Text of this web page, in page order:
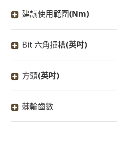
建議使用範圍(Nm)
Bit 六角插槽(英吋)
方頭(英吋)
棘輪齒數